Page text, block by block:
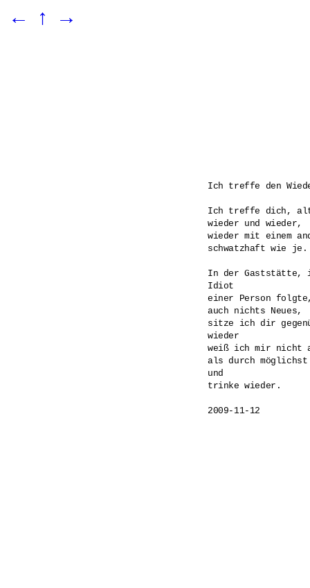
← ↑ →
Ich treffe den
Ich treffe dich,
wieder und wieder,
wieder mit einem
schwatzhaft wie je.
In der Gaststätte,
Idiot
einer Person
auch nichts Neues,
sitze ich dir
wieder
weiß ich mir nicht
als durch
und
trinke wieder.